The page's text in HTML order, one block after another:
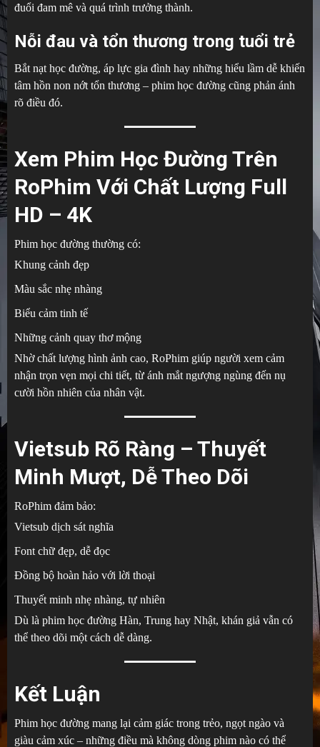
đuổi đam mê và quá trình trưởng thành.
Nỗi đau và tổn thương trong tuổi trẻ
Bắt nạt học đường, áp lực gia đình hay những hiểu lầm dễ khiến
tâm hồn non nớt tổn thương – phim học đường cũng phản ánh
rõ điều đó.
Xem Phim Học Đường Trên
RoPhim Với Chất Lượng Full
HD – 4K
Phim học đường thường có:
Khung cảnh đẹp
Màu sắc nhẹ nhàng
Biểu cảm tinh tế
Những cảnh quay thơ mộng
Nhờ chất lượng hình ảnh cao, RoPhim giúp người xem cảm
nhận trọn vẹn mọi chi tiết, từ ánh mắt ngượng ngùng đến nụ
cười hồn nhiên của nhân vật.
Vietsub Rõ Ràng – Thuyết
Minh Mượt, Dễ Theo Dõi
RoPhim đảm bảo:
Vietsub dịch sát nghĩa
Font chữ đẹp, dễ đọc
Đồng bộ hoàn hảo với lời thoại
Thuyết minh nhẹ nhàng, tự nhiên
Dù là phim học đường Hàn, Trung hay Nhật, khán giả vẫn có
thể theo dõi một cách dễ dàng.
Kết Luận
Phim học đường mang lại cảm giác trong trẻo, ngọt ngào và
giàu cảm xúc – những điều mà không dòng phim nào có thể